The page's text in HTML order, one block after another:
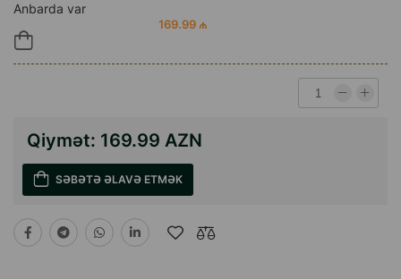
Anbarda var
169.99 ₼
Qiymət: 169.99 AZN
SƏBƏTƏ ƏLAVƏ ETMƏK